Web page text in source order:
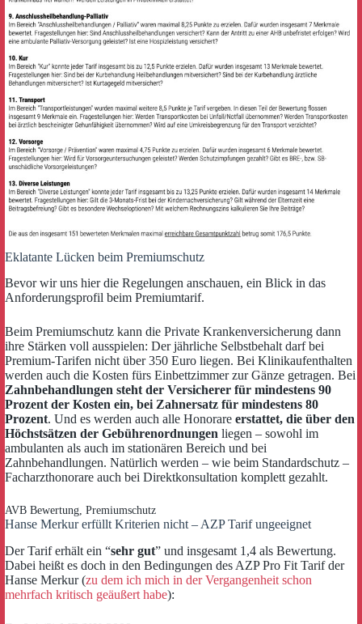
Eklatante Lücken beim Premiumschutz
Bevor wir uns hier die Regelungen anschauen, ein Blick in das
Anforderungsprofil beim Premiumtarif.
Beim Premiumschutz kann die Private Krankenversicherung dann
ihre Stärken voll ausspielen: Der jährliche Selbstbehalt darf bei
Premium-Tarifen nicht über 350 Euro liegen. Bei Klinikaufenthalten
werden auch die Kosten fürs Einbettzimmer zur Gänze getragen. Bei
Zahnbehandlungen steht der Versicherer für mindestens 90
Prozent der Kosten ein, bei Zahnersatz für mindestens 80
Prozent. Und es werden auch alle Honorare erstattet, die über den
Höchstsätzen der Gebührenordnungen liegen – sowohl im
ambulanten als auch im stationären Bereich und bei
Zahnbehandlungen. Natürlich werden – wie beim Standardschutz –
Facharzthonorare auch bei Direktkonsultation komplett gezahlt.
AVB Bewertung, Premiumschutz
Hanse Merkur erfüllt Kriterien nicht – AZP Tarif ungeeignet
Der Tarif erhält ein “sehr gut” und insgesamt 1,4 als Bewertung.
Dabei heißt es doch in den Bedingungen des AZP Pro Fit Tarif der
Hanse Merkur (zu dem ich mich in der Vergangenheit schon
mehrfach kritisch geäußert habe):